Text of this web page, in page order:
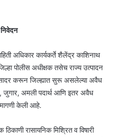
अधिकार कार्यकर्ते शैलेंद्र काशिनाथ
पोलीस अधीक्षक तसेच राज्य उत्पादन
सादर करून जिल्ह्यात सुरू असलेल्या अवैध
जुगार, अमली पदार्थ आणि इतर अवैध
मागणी केली आहे.
रासायनिक मिश्रित व विषारी